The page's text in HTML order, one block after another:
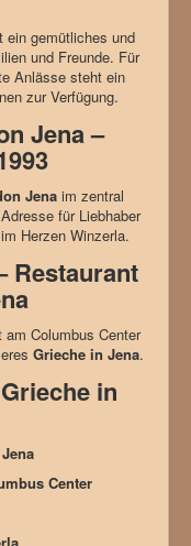
gemütliches und
und Freunde. Für
Anlässe steht ein
zur Verfügung.
Jena –
Jenaim zentral
für Liebhaber
Herzen Winzerla.
Restaurant
Columbus Center
Grieche in Jena.
in
Center